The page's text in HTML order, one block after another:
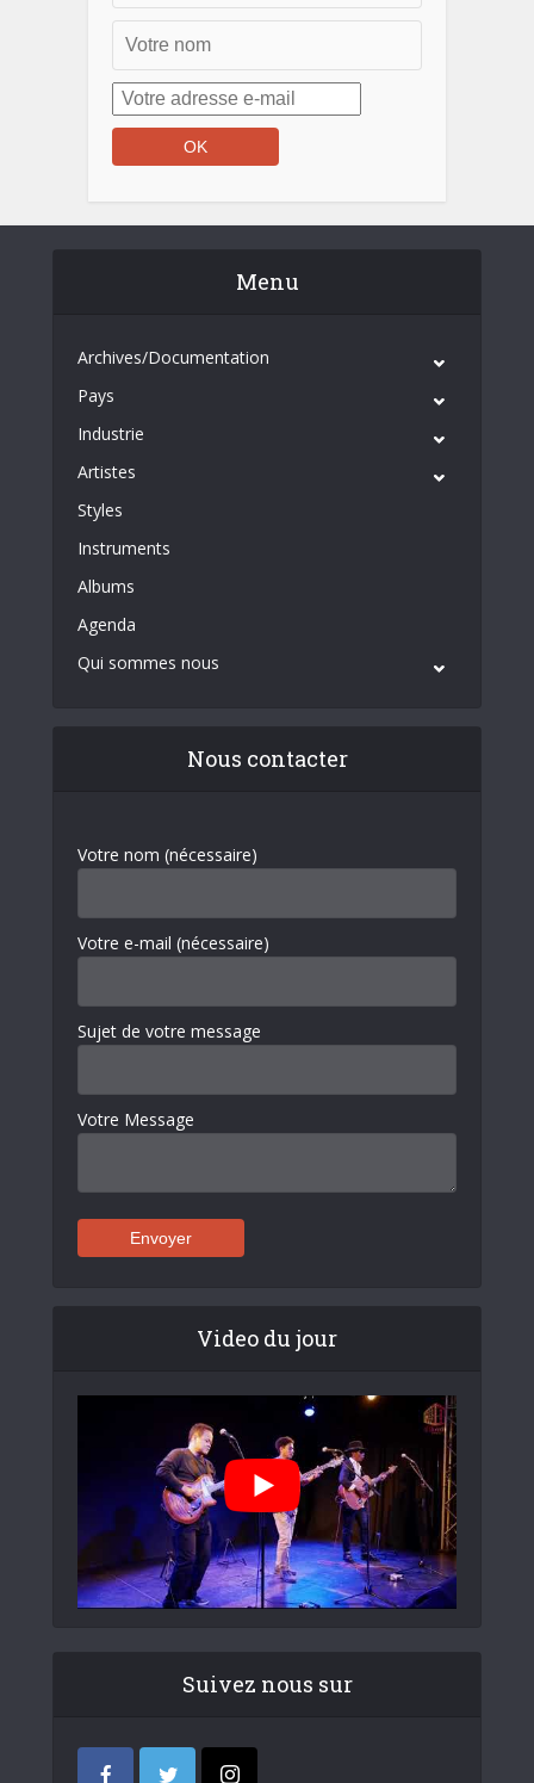
Menu
Archives/Documentation
Pays
Industrie
Artistes
Styles
Instruments
Albums
Agenda
Qui sommes nous
Nous contacter
Votre nom (nécessaire)
Votre e-mail (nécessaire)
Sujet de votre message
Votre Message
Video du jour
Suivez nous sur